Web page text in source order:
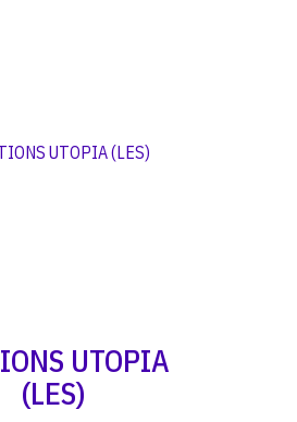
UTOPIA
(LES)